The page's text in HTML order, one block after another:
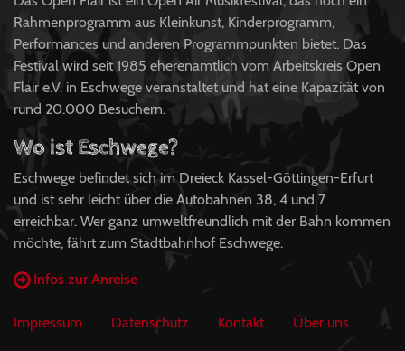
Rahmenprogramm aus Kleinkunst, Kinderprogramm,
Performances und anderen Programmpunkten bietet. Das
Festival wird seit 1985 eherenamtlich vom Arbeitskreis Open
Flair e.V. in Eschwege veranstaltet und hat eine Kapazität von
rund 20.000 Besuchern.
Wo ist Eschwege?
Eschwege befindet sich im Dreieck Kassel-Göttingen-Erfurt
und ist sehr leicht über die Autobahnen 38, 4 und 7
erreichbar. Wer ganz umweltfreundlich mit der Bahn kommen
möchte, fährt zum Stadtbahnhof Eschwege.
Infos zur Anreise
Impressum Datenschutz Kontakt Über uns